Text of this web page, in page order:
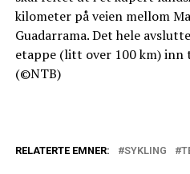
kilometer på veien mellom
Guadarrama. Det hele
etappe (litt over 100 km) inn
(©NTB)
RELATERTE EMNER: SYKLING